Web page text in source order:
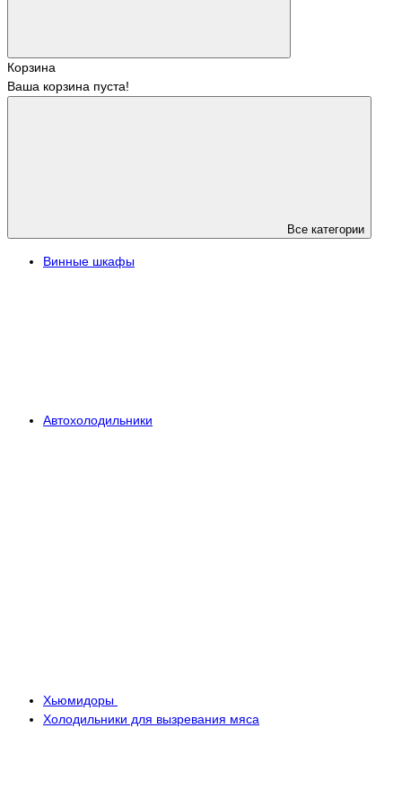
Корзина
Ваша корзина пуста!
Все категории
Винные шкафы
Автохолодильники
Хьюмидоры
Холодильники для вызревания мяса